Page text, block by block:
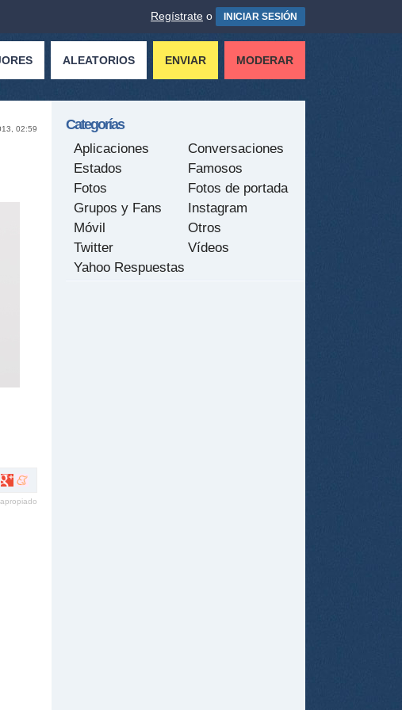
Regístrate o INICIAR SESIÓN
ALEATORIOS ENVIAR MODERAR
02:59
Compartir
Google+
Compartir
meneame
Categorías
Aplicaciones
Conversaciones
Estados
Famosos
Fotos
Fotos de portada
Grupos y Fans
Instagram
Móvil
Otros
Twitter
Vídeos
Yahoo Respuestas